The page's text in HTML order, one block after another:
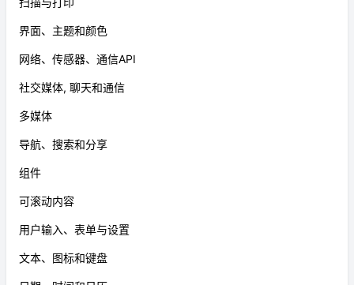
界面、主题和颜色
网络、传感器、通信API
社交媒体, 聊天和通信
多媒体
导航、搜索和分享
组件
可滚动内容
用户输入、表单与设置
文本、图标和键盘